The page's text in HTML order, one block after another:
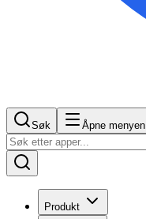
Søk Åpne menyen
Produkt